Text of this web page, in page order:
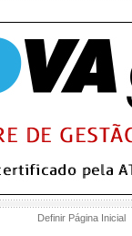
Definir Página Inicial